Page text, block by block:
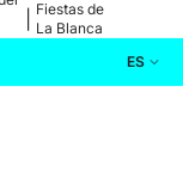
Fiestas de
La Blanca
ES